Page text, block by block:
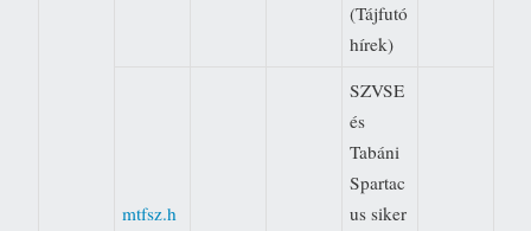
(Tájfutó
hírek)
mtfsz.h
SZVSE
és
Tabáni
Spartac
us siker